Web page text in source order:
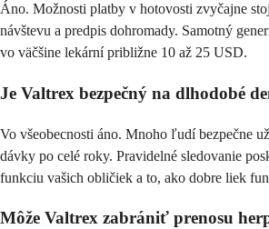
Áno. Možnosti platby v hotovosti zvyčajne
návštevu a predpis dohromady. Samotný
vo väčšine lekární približne 10 až 25 USD.
Je Valtrex bezpečný na dlhodobé
Vo všeobecnosti áno. Mnoho ľudí bezpečne
dávky po celé roky. Pravidelné sledovanie
funkciu vašich obličiek a to, ako dobre liek
Môže Valtrex zabrániť prenosu